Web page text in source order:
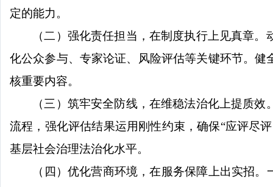
定的能力。
（二）强化责任担当，在制度执行上见真章。
化公众参与、专家论证、风险评估等关键环节。
核重要内容。
（三）筑牢安全防线，在维稳法治化上提质效
流程，强化评估结果运用刚性约束，确保“应评尽
基层社会治理法治化水平。
（ 四 ）优化营商环境，在服务保障上出实招。